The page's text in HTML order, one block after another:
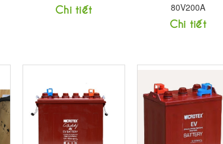
Chi tiết
80V200A
Chi tiết